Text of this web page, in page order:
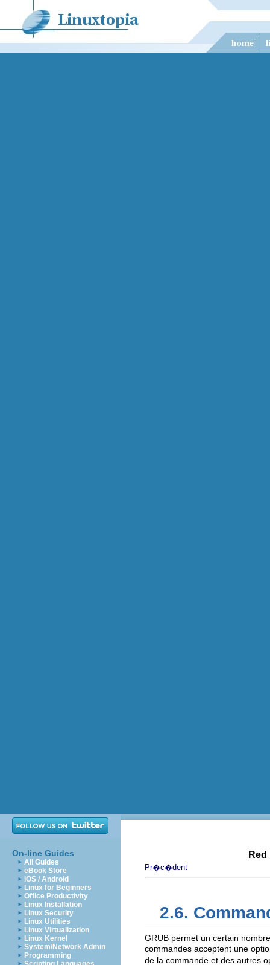
On-line Guides
All Guides
eBook Store
iOS / Android
Linux for Beginners
Office Productivity
Linux Installation
Linux Security
Linux Utilities
Linux Virtualization
Linux Kernel
System/Network Admin
Programming
Pr�c�dent
2.6.
GRUB permet un certain
commandes acceptent une
de la commande et des autres